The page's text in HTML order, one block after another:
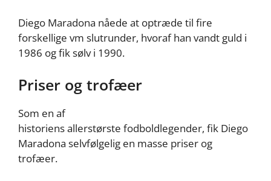
Diego Maradona nåede at optræde til fire
forskellige vm slutrunder, hvoraf han vandt guld i
1986 og fik sølv i 1990.
Priser og trofæer
Som en af
historiens allerstørste fodboldlegender, fik Diego
Maradona selvfølgelig en masse priser og
trofæer.